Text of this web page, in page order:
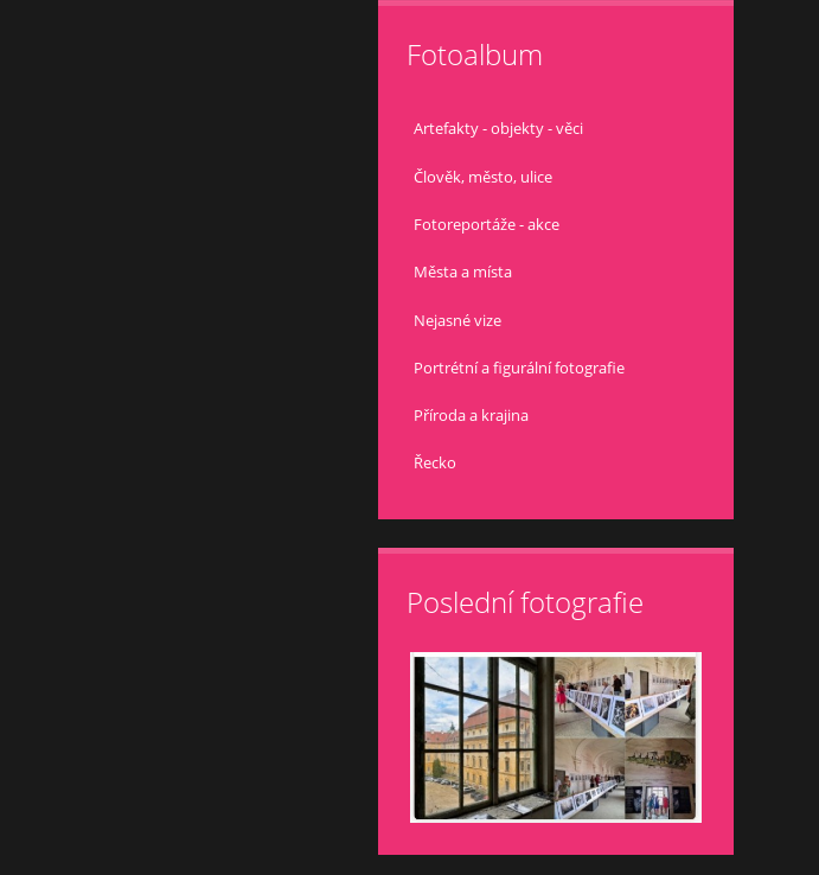
Fotoalbum
Artefakty - objekty - věci
Člověk, město, ulice
Fotoreportáže - akce
Města a místa
Nejasné vize
Portrétní a figurální fotografie
Příroda a krajina
Řecko
Poslední fotografie